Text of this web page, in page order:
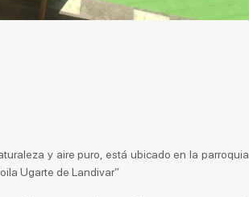
y aire puro, está ubicado en la parroquia
Ugarte de Landivar”